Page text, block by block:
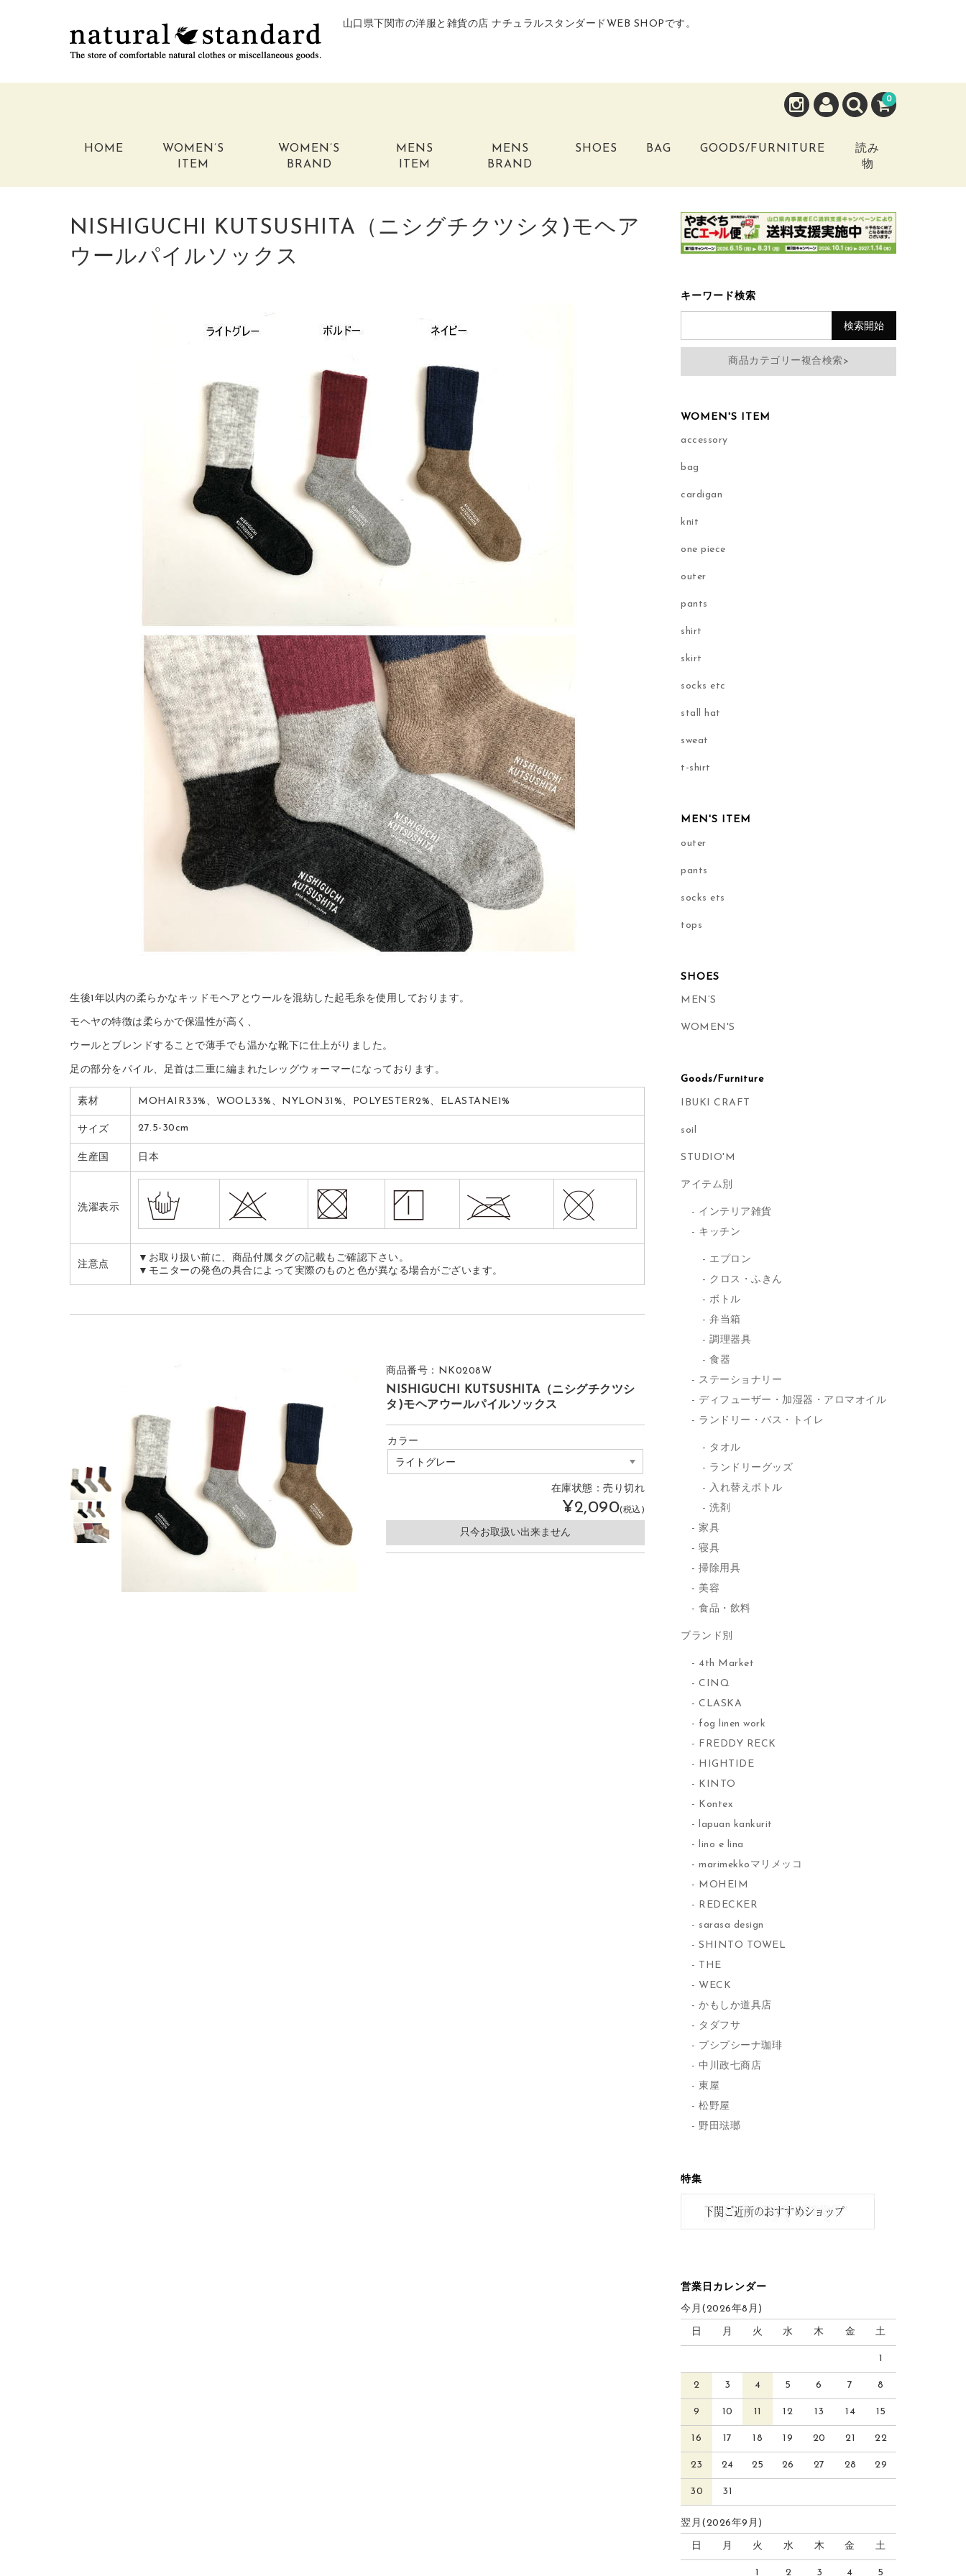
山口県下関市の洋服と雑貨の店 ナチュラルスタンダードWEB SHOPです。
0
HOME
WOMEN’S
ITEM
WOMEN’S
BRAND
MENS
ITEM
MENS
BRAND
SHOES BAG GOODS/FURNITURE
読み
物
NISHIGUCHI KUTSUSHITA（ニシグチクツシタ)モヘア
ウールパイルソックス
生後1年以内の柔らかなキッドモヘアとウールを混紡した起毛糸を使用しております。
モヘヤの特徴は柔らかで保温性が高く、
ウールとブレンドすることで薄手でも温かな靴下に仕上がりました。
足の部分をパイル、足首は二重に編まれたレッグウォーマーになっております。
素材 MOHAIR33%、WOOL33%、NYLON31%、POLYESTER2%、ELASTANE1%
サイズ 27.5-30cm
生産国 日本
洗濯表示
注意点
▼お取り扱い前に、商品付属タグの記載もご確認下さい。
▼モニターの発色の具合によって実際のものと色が異なる場合がございます。
商品番号：NK0208W
NISHIGUCHI KUTSUSHITA（ニシグチクツシ
タ)モヘアウールパイルソックス
カラー
在庫状態： 売り切れ
¥2,090(税込)
只今お取扱い出来ません
キーワード検索
商品カテゴリー複合検索>
WOMEN'S ITEM
accessory
bag
cardigan
knit
one piece
outer
pants
shirt
skirt
socks etc
stall hat
sweat
t-shirt
MEN'S ITEM
outer
pants
socks ets
tops
SHOES
MEN’S
WOMEN'S
Goods/Furniture
IBUKI CRAFT
soil
STUDIO'M
アイテム別
インテリア雑貨
キッチン
エプロン
クロス・ふきん
ボトル
弁当箱
調理器具
食器
ステーショナリー
ディフューザー・加湿器・アロマオイル
ランドリー・バス・トイレ
タオル
ランドリーグッズ
入れ替えボトル
洗剤
家具
寝具
掃除用具
美容
食品・飲料
ブランド別
4th Market
CINQ
CLASKA
fog linen work
FREDDY RECK
HIGHTIDE
KINTO
Kontex
lapuan kankurit
lino e lina
marimekkoマリメッコ
MOHEIM
REDECKER
sarasa design
SHINTO TOWEL
THE
WECK
かもしか道具店
タダフサ
プシプシーナ珈琲
中川政七商店
東屋
松野屋
野田琺瑯
特集
営業日カレンダー
今月(2026年8月)
日 月 火 水 木 金 土
1
2 3 4 5 6 7 8
9 10 11 12 13 14 15
16 17 18 19 20 21 22
23 24 25 26 27 28 29
30 31
翌月(2026年9月)
日 月 火 水 木 金 土
1 2 3 4 5